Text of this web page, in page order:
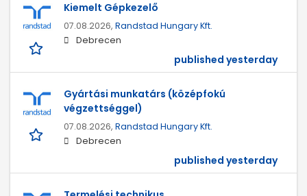
Kiemelt Gépkezelő
07.08.2026, Randstad Hungary Kft.
Debrecen
published yesterday
Gyártási munkatárs (középfokú
végzettséggel)
07.08.2026, Randstad Hungary Kft.
Debrecen
published yesterday